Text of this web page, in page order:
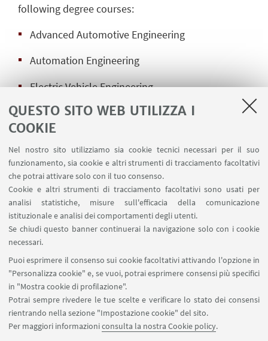
QUESTO SITO WEB UTILIZZA I
COOKIE
Nel nostro sito utilizziamo sia cookie tecnici necessari per il suo
funzionamento, sia cookie e altri strumenti di tracciamento facoltativi
che potrai attivare solo con il tuo consenso.
Cookie e altri strumenti di tracciamento facoltativi sono usati per
analisi statistiche, misure sull'efficacia della comunicazione
istituzionale e analisi dei comportamenti degli utenti.
Se chiudi questo banner continuerai la navigazione solo con i cookie
necessari.
Puoi esprimere il consenso sui cookie facoltativi attivando l'opzione in
"Personalizza cookie" e, se vuoi, potrai esprimere consensi più specifici
in "Mostra cookie di profilazione".
Potrai sempre rivedere le tue scelte e verificare lo stato dei consensi
rientrando nella sezione "Impostazione cookie" del sito.
Per maggiori informazioniconsulta la nostra Cookie policy.
following degree courses:
Advanced Automotive Engineering
Automation Engineering
Electric Vehicle Engineering
Electronics Engineering for Intelligent Vehicles
for Sustainability
Places are limited (priority will be given based on
the order of registration).
Please note:No transfer service is provided;
therefore, event participants will need to reach the
racetrack independently using their own means of
transportation. The meeting point is scheduled for
9:30 a.m. at the entrance of the racetrack.